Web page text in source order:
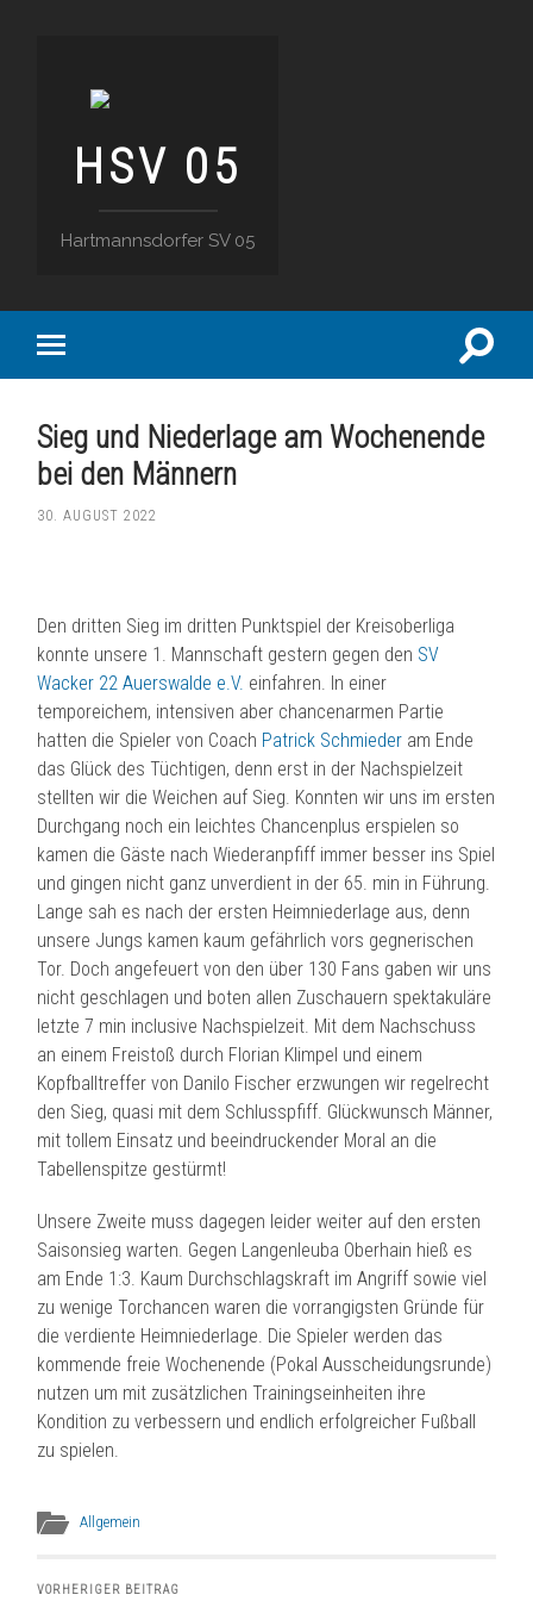
HSV 05
Hartmannsdorfer SV 05
Mobile-
Menü
Sieg und Niederlage am Wochenende
bei den Männern
30. AUGUST 2022
Den dritten Sieg im dritten Punktspiel der Kreisoberliga
konnte unsere 1. Mannschaft gestern gegen den SV
Wacker 22 Auerswalde e.V. einfahren. In einer
temporeichem, intensiven aber chancenarmen Partie
hatten die Spieler von Coach Patrick Schmieder am Ende
das Glück des Tüchtigen, denn erst in der Nachspielzeit
stellten wir die Weichen auf Sieg. Konnten wir uns im ersten
Durchgang noch ein leichtes Chancenplus erspielen so
kamen die Gäste nach Wiederanpfiff immer besser ins Spiel
und gingen nicht ganz unverdient in der 65. min in Führung.
Lange sah es nach der ersten Heimniederlage aus, denn
unsere Jungs kamen kaum gefährlich vors gegnerischen
Tor. Doch angefeuert von den über 130 Fans gaben wir uns
nicht geschlagen und boten allen Zuschauern spektakuläre
letzte 7 min inclusive Nachspielzeit. Mit dem Nachschuss
an einem Freistoß durch Florian Klimpel und einem
Kopfballtreffer von Danilo Fischer erzwungen wir regelrecht
den Sieg, quasi mit dem Schlusspfiff. Glückwunsch Männer,
mit tollem Einsatz und beeindruckender Moral an die
Tabellenspitze gestürmt!
Unsere Zweite muss dagegen leider weiter auf den ersten
Saisonsieg warten. Gegen Langenleuba Oberhain hieß es
am Ende 1:3. Kaum Durchschlagskraft im Angriff sowie viel
zu wenige Torchancen waren die vorrangigsten Gründe für
die verdiente Heimniederlage. Die Spieler werden das
kommende freie Wochenende (Pokal Ausscheidungsrunde)
nutzen um mit zusätzlichen Trainingseinheiten ihre
Kondition zu verbessern und endlich erfolgreicher Fußball
zu spielen.
Allgemein
VORHERIGER BEITRAG